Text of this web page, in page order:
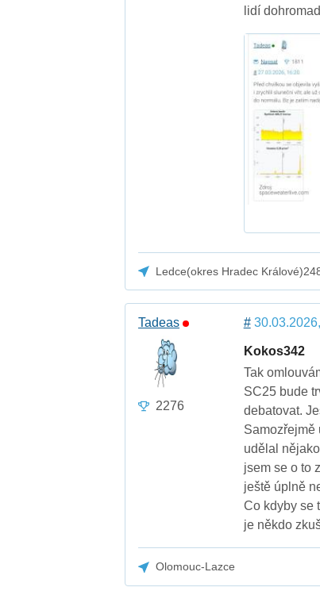
lidí
Ledce(okres Hradec
Tadeas
2276
#
Kokos342
Tak
SC25 bude
debatovat.
Samozřejmě
udělal
jsem se o to
ještě úplně
Co kdyby se
je někdo
Olomouc-Lazce